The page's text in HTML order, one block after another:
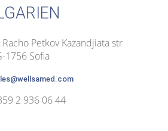
Racho Petkov Kazandjiata str
1756 Sofia
2 936 06 44